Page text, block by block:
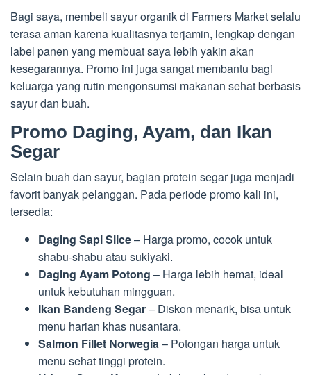
Bagi saya, membeli sayur organik di Farmers Market selalu
terasa aman karena kualitasnya terjamin, lengkap dengan
label panen yang membuat saya lebih yakin akan
kesegarannya. Promo ini juga sangat membantu bagi
keluarga yang rutin mengonsumsi makanan sehat berbasis
sayur dan buah.
Promo Daging, Ayam, dan Ikan
Segar
Selain buah dan sayur, bagian protein segar juga menjadi
favorit banyak pelanggan. Pada periode promo kali ini,
tersedia:
Daging Sapi Slice– Harga promo, cocok untuk
shabu-shabu atau sukiyaki.
Daging Ayam Potong – Harga lebih hemat, ideal
untuk kebutuhan mingguan.
Ikan Bandeng Segar– Diskon menarik, bisa untuk
menu harian khas nusantara.
Salmon Fillet Norwegia– Potongan harga untuk
menu sehat tinggi protein.